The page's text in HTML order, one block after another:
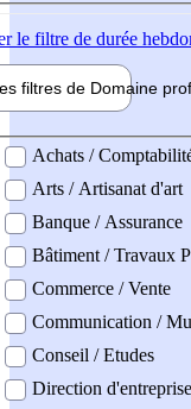
le filtre de durée
filtres de Domaine pro
professionel
Achats /
Arts / Artisanat d'art
Banque / Assurance
Bâtiment / Travaux
Commerce / Vente
Communication /
Conseil / Etudes
Direction d'entreprise